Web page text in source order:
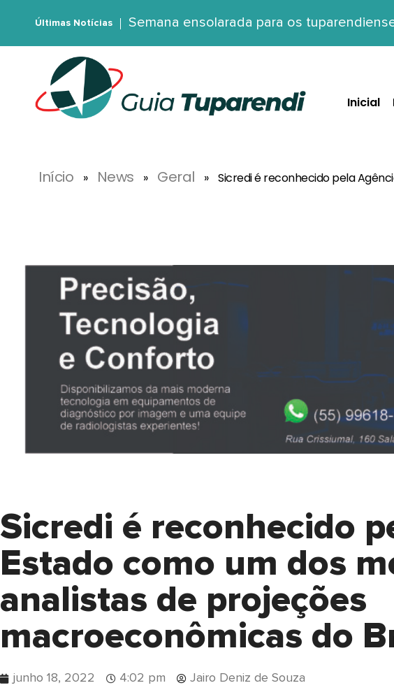
Últimas Notícias Semana ensolarada para os
Inicial
Início » News » Geral » Sicredi é reconhecido pela
Sicredi é reconhecido
Estado como um dos
analistas de projeções
macroeconômicas do
junho 18, 2022 4:02 pm Jairo Deniz de Souza